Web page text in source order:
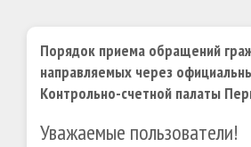
Порядок приема обращений
направляемых через
Контрольно-счетной палаты
Уважаемые пользователи!